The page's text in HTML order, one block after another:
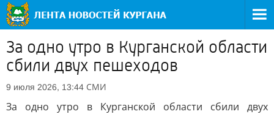
За одно утро в Курганской области
сбили двух пешеходов
9 июля 2026, 13:44 СМИ
За одно утро в Курганской области сбили двух